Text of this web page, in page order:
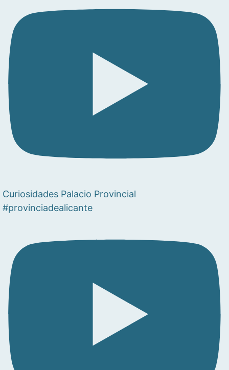
Curiosidades Palacio Provincial
#provinciadealicante